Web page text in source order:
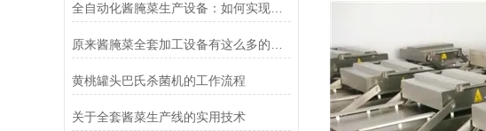
全自动化酱腌菜生产设备：如何实现规模化与高效生产
黄桃罐头巴氏杀菌机的工作流程
关于全套酱菜生产线的实用技术